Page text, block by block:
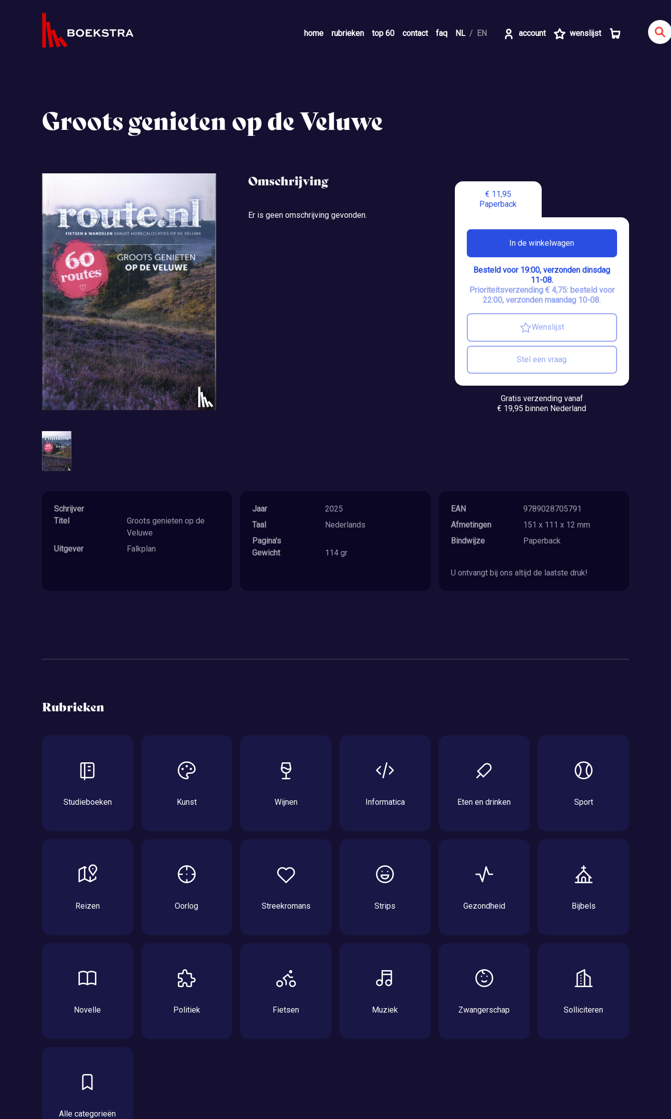
home rubrieken top 60 contact faq NL EN account wenslijst
Groots genieten op de Veluwe
Omschrijving
Er is geen omschrijving gevonden.
€ 11,95
Paperback
In de winkelwagen
Besteld voor 19:00, verzonden dinsdag
11-08.
Prioriteitsverzending € 4,75: besteld voor
22:00, verzonden maandag 10-08.
Wenslijst
Stel een vraag
Gratis verzending vanaf
€ 19,95 binnen Nederland
Schrijver
Titel
Groots genieten op de
Veluwe
Uitgever
Falkplan
Jaar
2025
Taal
Nederlands
Pagina's
Gewicht
114 gr
EAN
9789028705791
Afmetingen
151 x 111 x 12 mm
Bindwijze
Paperback
U ontvangt bij ons altijd de laatste druk!
Rubrieken
Studieboeken Kunst Wijnen Informatica Eten en drinken Sport
Reizen Oorlog Streekromans Strips Gezondheid Bijbels
Novelle Politiek Fietsen Muziek Zwangerschap Solliciteren
Alle categorieën